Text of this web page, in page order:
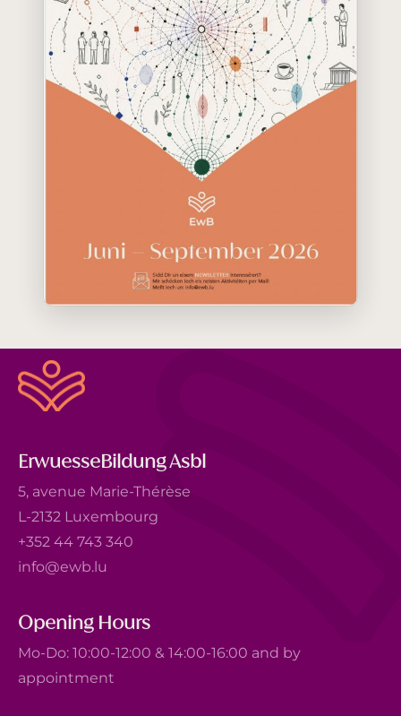
ErwuesseBildung Asbl
5, avenue Marie-Thérèse
L-2132 Luxembourg
+352 44 743 340
info@ewb.lu
Opening Hours
Mo-Do: 10:00-12:00 & 14:00-16:00 and by
appointment